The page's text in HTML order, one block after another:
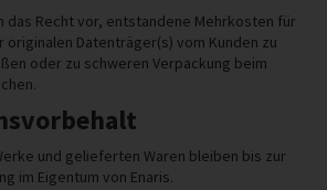
das Recht vor, entstandene Mehrkosten für
Datenträger(s) vom Kunden zu
oder zu schweren Verpackung beim
und gelieferten Waren bleiben bis zur
im Eigentum von Enaris.